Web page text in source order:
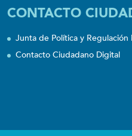
CONTACTO
Junta de Política y
Contacto Ciudadano Digital